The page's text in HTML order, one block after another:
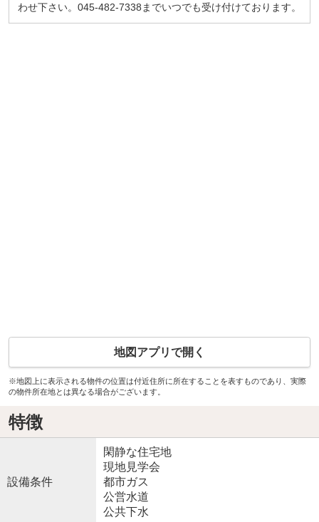
わせ下さい。045-482-7338までいつでも受け付けております。
地図アプリで開く
※地図上に表示される物件の位置は付近住所に所在することを表すものであり、実際
の物件所在地とは異なる場合がございます。
特徴
設備条件
閑静な住宅地
現地見学会
都市ガス
公営水道
公共下水